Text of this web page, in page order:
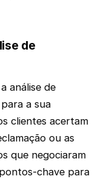
de
análise de
a sua
clientes acertam
ou as
que negociaram
chave para